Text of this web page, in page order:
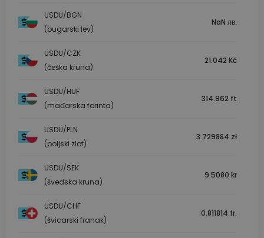
USDU/BGN
(bugarski lev)
NaN лв.
USDU/CZK
(češka kruna)
21.042 Kč
USDU/HUF
(mađarska forinta)
314.962 ft
USDU/PLN
(poljski zlot)
3.729884 zł
USDU/SEK
(švedska kruna)
9.5080 kr
USDU/CHF
(švicarski franak)
0.811814 fr.